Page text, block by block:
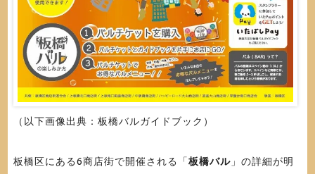
（以下画像出典：板橋バルガイドブック）
板橋区にある6商店街で開催される「板橋バル」の詳細が明